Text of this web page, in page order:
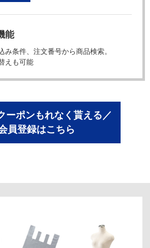
能
み条件、注文番号から商品検索。
えも可能
ーポンもれなく貰える／
員登録はこちら